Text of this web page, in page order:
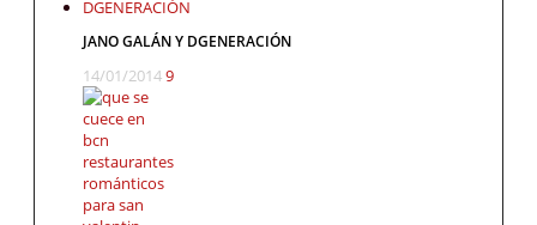
JANO GALÁN Y DGENERACIÓN
14/01/20149